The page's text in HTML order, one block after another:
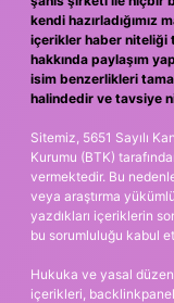
kendi hazırladığımız
içerikler haber niteliği
hakkında paylaşım
isim benzerlikleri
halindedir ve tavsiye
Sitemiz, 5651 Sayılı
Kurumu (BTK)
vermektedir. Bu
veya araştırma
yazdıkları içeriklerin
bu sorumluluğu kabul
Hukuka ve yasal
içerikleri,